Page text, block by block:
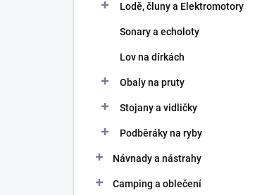
Lodě, čluny a Elektromotory
Sonary a echoloty
Lov na dírkách
Obaly na pruty
Stojany a vidličky
Podběráky na ryby
Návnady a nástrahy
Camping a oblečení